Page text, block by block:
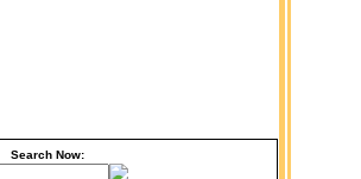
Search Now: